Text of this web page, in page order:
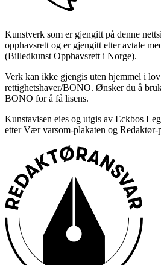
Kunstverk som er gjengitt på denne
opphavsrett og er gjengitt etter avtale
(Billedkunst Opphavsrett i Norge).
Verk kan ikke gjengis uten hjemmel i
rettighetshaver/BONO. Ønsker du å
BONO for å få lisens.
Kunstavisen eies og utgis av Eckbos
etter Vær varsom-plakaten og Redaktør-